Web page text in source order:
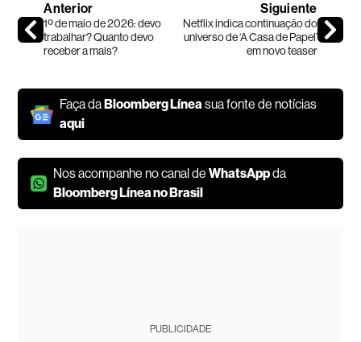
Anterior
1º de maio de 2026: devo
trabalhar? Quanto devo
receber a mais?
Siguiente
Netflix indica continuação do
universo de ‘A Casa de Papel’
em novo teaser
Faça da Bloomberg Líneasua fonte de notícias
aqui
Nos acompanhe no canal deWhatsAppda
Bloomberg Línea no Brasil
PUBLICIDADE